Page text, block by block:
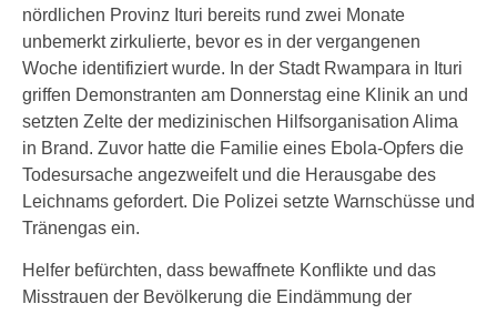
nördlichen Provinz Ituri bereits rund zwei Monate
unbemerkt zirkulierte, bevor es in der vergangenen
Woche identifiziert wurde. In der Stadt Rwampara in Ituri
griffen Demonstranten am Donnerstag eine Klinik an und
setzten Zelte der medizinischen Hilfsorganisation Alima
in Brand. Zuvor hatte die Familie eines Ebola-Opfers die
Todesursache angezweifelt und die Herausgabe des
Leichnams gefordert. Die Polizei setzte Warnschüsse und
Tränengas ein.
Helfer befürchten, dass bewaffnete Konflikte und das
Misstrauen der Bevölkerung die Eindämmung der